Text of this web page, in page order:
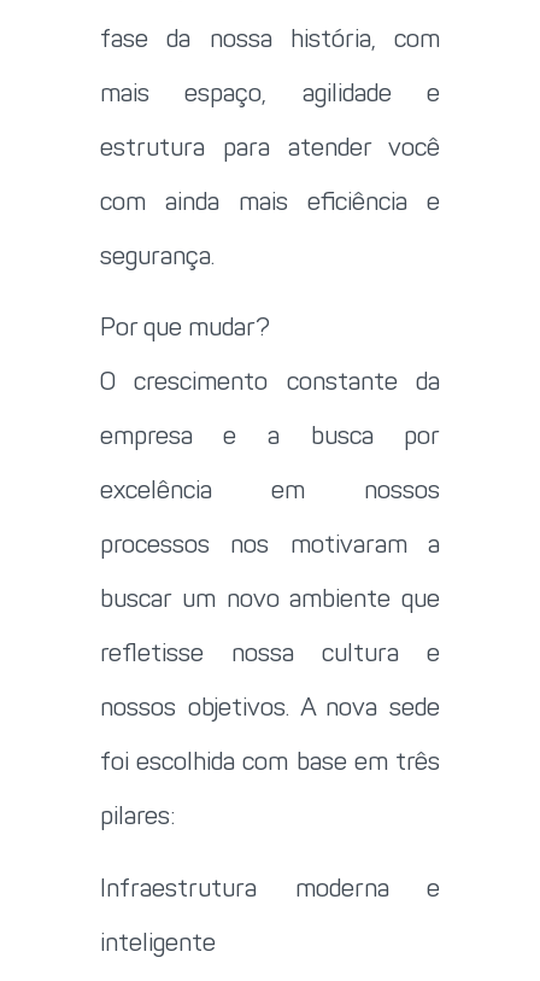
fase da nossa história, com
mais espaço, agilidade e
estrutura para atender você
com ainda mais eficiência e
segurança.
Por que mudar?
O crescimento constante da
empresa e a busca por
excelência em nossos
processos nos motivaram a
buscar um novo ambiente que
refletisse nossa cultura e
nossos objetivos. A nova sede
foi escolhida com base em três
pilares:
Infraestrutura moderna e
inteligente